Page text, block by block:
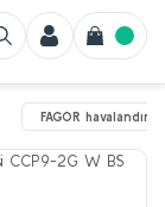
FAGOR